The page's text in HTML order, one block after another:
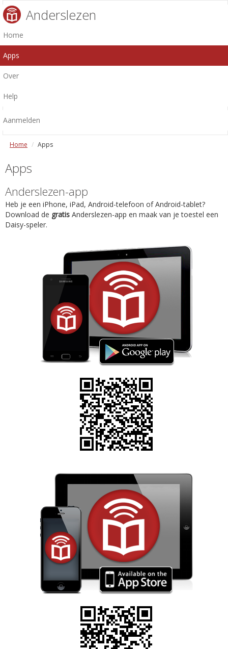
Anderslezen
Home
Apps
Over
Help
Aanmelden
Home Apps
Apps
Anderslezen-app
Heb je een iPhone, iPad, Android-telefoon of Android-tablet?
Download de gratis Anderslezen-app en maak van je toestel een
Daisy-speler.